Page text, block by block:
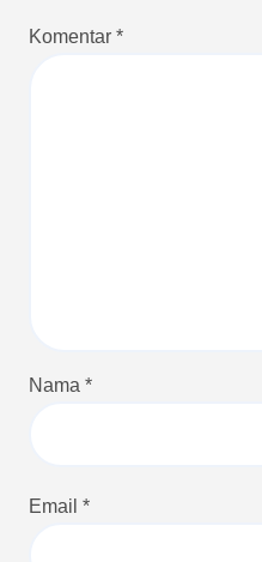
Komentar *
Nama *
Email *